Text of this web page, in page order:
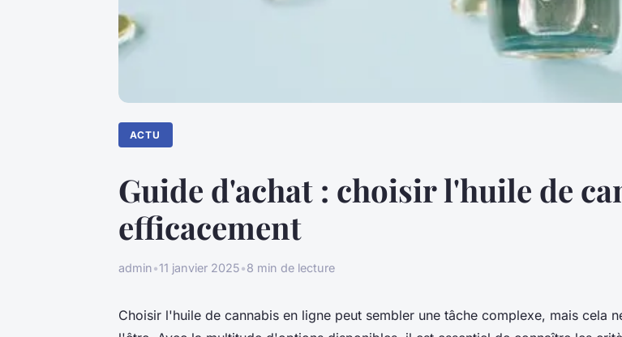
ACTU
Guide d'achat : choisir l'huile de
efficacement
admin•11 janvier 2025•8 min de lecture
Choisir l'huile de cannabis en ligne peut sembler une tâche complexe, mais cela